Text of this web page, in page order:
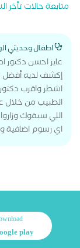
متابعة حالات تأخر
اطفال وحديثي
عايز احسن دكتور
إكشف لديه أفضل
اشطر واقرب
الطبيب من خلال
اللي سبقوك
اي رسوم اضافية
play